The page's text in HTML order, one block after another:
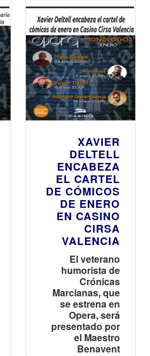
XAVIER
DELTELL
ENCABEZA
EL CARTEL
DE CÓMICOS
DE ENERO
EN CASINO
CIRSA
VALENCIA
El veterano
humorista de
Crónicas
Marcianas, que
se estrena en
Opera, será
presentado por
el Maestro
Benavent